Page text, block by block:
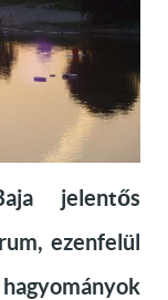
jelentős
ezenfelül